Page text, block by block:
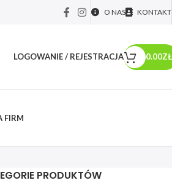
O NAS KONTAKT
LOGOWANIE / REJESTRACJA 0.00ZŁ
FIRM
PRODUKTÓW